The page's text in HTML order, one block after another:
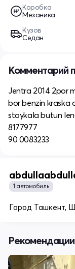
Коробка
Механика
Кузов
Седан
Комментарий
Jentra 2014 2por
bor benzin
stoykala butun
8177977
90 0083233
1 автомобиль
Город Ташкент,
Рекомендации